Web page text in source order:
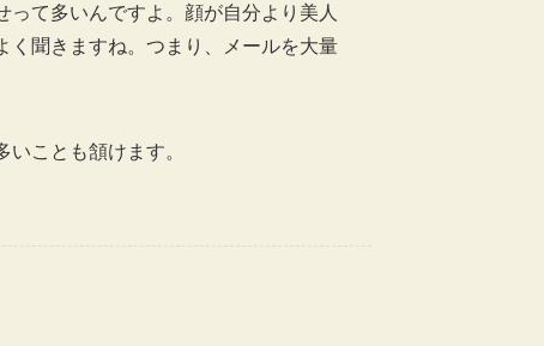
て多いんですよ。顔が自分より美人
く聞きますね。つまり、メールを大量
ことも頷けます。